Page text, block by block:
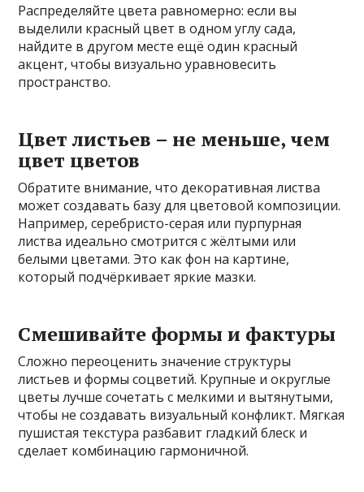
Распределяйте цвета равномерно: если вы
выделили красный цвет в одном углу сада,
найдите в другом месте ещё один красный
акцент, чтобы визуально уравновесить
пространство.
Цвет листьев – не меньше, чем
цвет цветов
Обратите внимание, что декоративная листва
может создавать базу для цветовой композиции.
Например, серебристо-серая или пурпурная
листва идеально смотрится с жёлтыми или
белыми цветами. Это как фон на картине,
который подчёркивает яркие мазки.
Смешивайте формы и фактуры
Сложно переоценить значение структуры
листьев и формы соцветий. Крупные и округлые
цветы лучше сочетать с мелкими и вытянутыми,
чтобы не создавать визуальный конфликт. Мягкая
пушистая текстура разбавит гладкий блеск и
сделает комбинацию гармоничной.